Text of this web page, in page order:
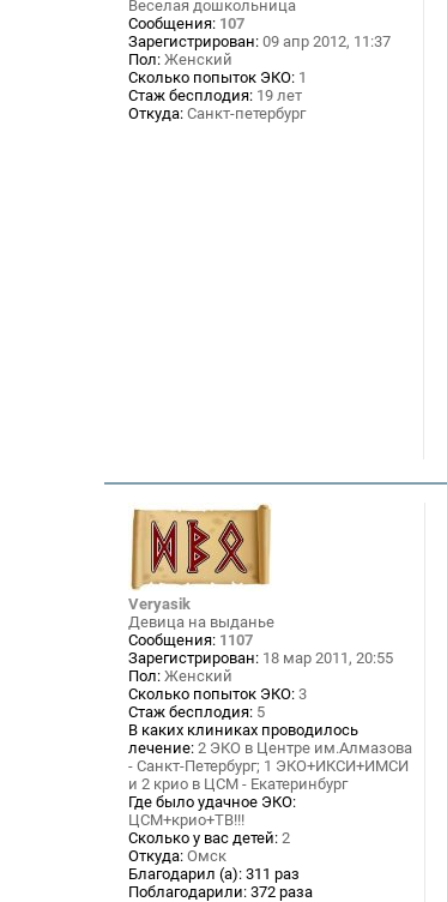
Веселая дошкольница
Сообщения: 107
Зарегистрирован: 09 апр 2012, 11:37
Пол: Женский
Сколько попыток ЭКО: 1
Стаж бесплодия: 19 лет
Откуда: Санкт-петербург
Veryasik
Девица на выданье
Сообщения: 1107
Зарегистрирован: 18 мар 2011, 20:55
Пол: Женский
Сколько попыток ЭКО: 3
Стаж бесплодия: 5
В каких клиниках проводилось
лечение: 2 ЭКО в Центре им.Алмазова
- Санкт-Петербург; 1 ЭКО+ИКСИ+ИМСИ
и 2 крио в ЦСМ - Екатеринбург
Где было удачное ЭКО:
ЦСМ+крио+ТВ!!!
Сколько у вас детей: 2
Откуда: Омск
Благодарил (а): 311 раз
Поблагодарили: 372 раза